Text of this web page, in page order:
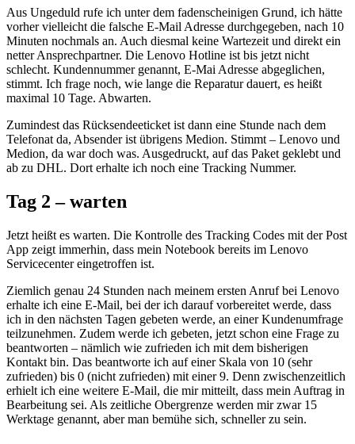
Aus Ungeduld rufe ich unter dem fadenscheinigen Grund, ich hätte
vorher vielleicht die falsche E-Mail Adresse durchgegeben, nach 10
Minuten nochmals an. Auch diesmal keine Wartezeit und direkt ein
netter Ansprechpartner. Die Lenovo Hotline ist bis jetzt nicht
schlecht. Kundennummer genannt, E-Mai Adresse abgeglichen,
stimmt. Ich frage noch, wie lange die Reparatur dauert, es heißt
maximal 10 Tage. Abwarten.
Zumindest das Rücksendeeticket ist dann eine Stunde nach dem
Telefonat da, Absender ist übrigens Medion. Stimmt – Lenovo und
Medion, da war doch was. Ausgedruckt, auf das Paket geklebt und
ab zu DHL. Dort erhalte ich noch eine Tracking Nummer.
Tag 2 – warten
Jetzt heißt es warten. Die Kontrolle des Tracking Codes mit der Post
App zeigt immerhin, dass mein Notebook bereits im Lenovo
Servicecenter eingetroffen ist.
Ziemlich genau 24 Stunden nach meinem ersten Anruf bei Lenovo
erhalte ich eine E-Mail, bei der ich darauf vorbereitet werde, dass
ich in den nächsten Tagen gebeten werde, an einer Kundenumfrage
teilzunehmen. Zudem werde ich gebeten, jetzt schon eine Frage zu
beantworten – nämlich wie zufrieden ich mit dem bisherigen
Kontakt bin. Das beantworte ich auf einer Skala von 10 (sehr
zufrieden) bis 0 (nicht zufrieden) mit einer 9. Denn zwischenzeitlich
erhielt ich eine weitere E-Mail, die mir mitteilt, dass mein Auftrag in
Bearbeitung sei. Als zeitliche Obergrenze werden mir zwar 15
Werktage genannt, aber man bemühe sich, schneller zu sein.